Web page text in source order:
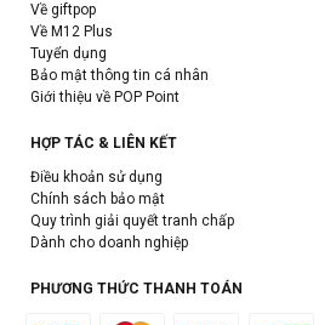
Về giftpop
Về M12 Plus
Tuyển dụng
Bảo mật thông tin cá nhân
Giới thiệu về POP Point
HỢP TÁC & LIÊN KẾT
Điều khoản sử dụng
Chính sách bảo mật
Quy trình giải quyết tranh chấp
Dành cho doanh nghiệp
PHƯƠNG THỨC THANH TOÁN